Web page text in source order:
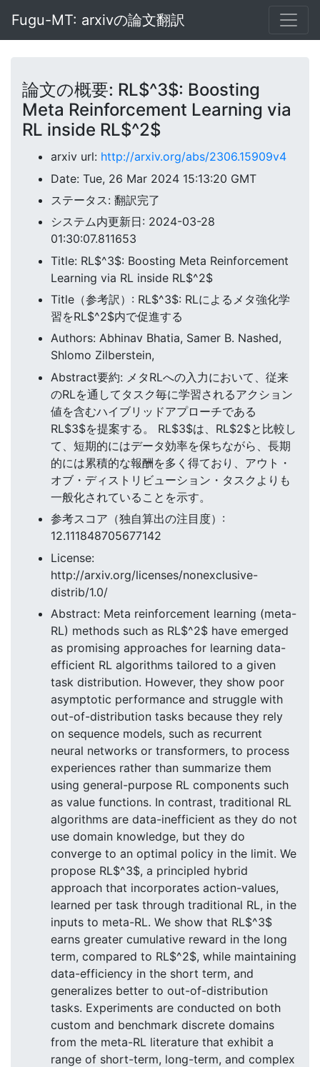
Fugu-MT: arxivの論文翻訳
論文の概要: RL$^3$: Boosting
Meta Reinforcement Learning via
RL inside RL$^2$
arxiv url: http://arxiv.org/abs/2306.15909v4
Date: Tue, 26 Mar 2024 15:13:20 GMT
ステータス: 翻訳完了
システム内更新日: 2024-03-28
01:30:07.811653
Title: RL$^3$: Boosting Meta Reinforcement
Learning via RL inside RL$^2$
Title（参考訳）: RL$^3$: RLによるメタ強化学
習をRL$^2$内で促進する
Authors: Abhinav Bhatia, Samer B. Nashed,
Shlomo Zilberstein,
Abstract要約: メタRLへの入力において、従来
のRLを通してタスク毎に学習されるアクション
値を含むハイブリッドアプローチである
RL$3$を提案する。 RL$3$は、RL$2$と比較し
て、短期的にはデータ効率を保ちながら、長期
的には累積的な報酬を多く得ており、アウト・
オブ・ディストリビューション・タスクよりも
一般化されていることを示す。
参考スコア（独自算出の注目度）:
12.111848705677142
License:
http://arxiv.org/licenses/nonexclusive-
distrib/1.0/
Abstract: Meta reinforcement learning (meta-
RL) methods such as RL$^2$ have emerged
as promising approaches for learning data-
efficient RL algorithms tailored to a given
task distribution. However, they show poor
asymptotic performance and struggle with
out-of-distribution tasks because they rely
on sequence models, such as recurrent
neural networks or transformers, to process
experiences rather than summarize them
using general-purpose RL components such
as value functions. In contrast, traditional RL
algorithms are data-inefficient as they do not
use domain knowledge, but they do
converge to an optimal policy in the limit. We
propose RL$^3$, a principled hybrid
approach that incorporates action-values,
learned per task through traditional RL, in the
inputs to meta-RL. We show that RL$^3$
earns greater cumulative reward in the long
term, compared to RL$^2$, while maintaining
data-efficiency in the short term, and
generalizes better to out-of-distribution
tasks. Experiments are conducted on both
custom and benchmark discrete domains
from the meta-RL literature that exhibit a
range of short-term, long-term, and complex